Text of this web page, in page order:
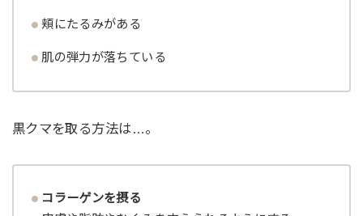
頬にたるみがある
肌の弾力が落ちている
黒クマを取る方法は…。
コラーゲンを摂る